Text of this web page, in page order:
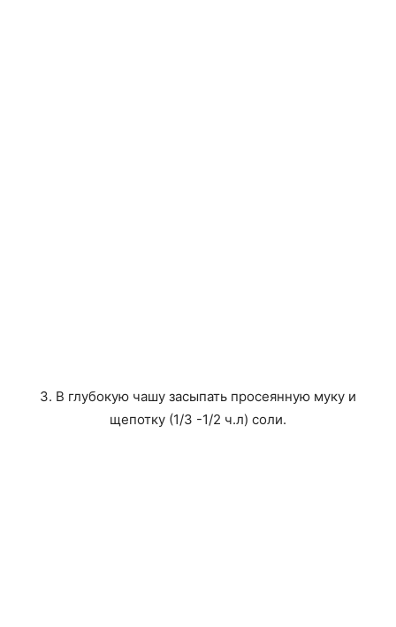
3. В глубокую чашу засыпать просеянную муку и
щепотку (1/3 -1/2 ч.л) соли.